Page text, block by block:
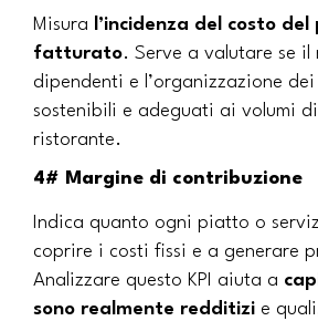
Misura
l’incidenza del costo del
fatturato. Serve a valutare se il
dipendenti e l’organizzazione
sostenibili e adeguati ai volumi
ristorante.
4# Margine di contribuzione
Indica quanto ogni piatto o
coprire i costi fissi e a generare
Analizzare questo KPI aiuta a
sono realmente redditizi e